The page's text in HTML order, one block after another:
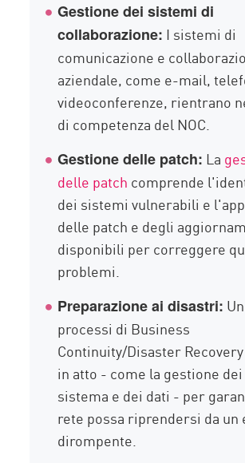
Gestione dei sistemi di
collaborazione: I sistemi di
comunicazione e
aziendale, come e-mail,
videoconferenze, rientrano
di competenza del NOC.
Gestione delle patch: La
delle patch comprende
dei sistemi vulnerabili e
delle patch e degli
disponibili per correggere
problemi.
Preparazione ai disastri:
processi di Business
Continuity/Disaster Recovery
in atto - come la gestione
sistema e dei dati - per
rete possa riprendersi da un
dirompente.